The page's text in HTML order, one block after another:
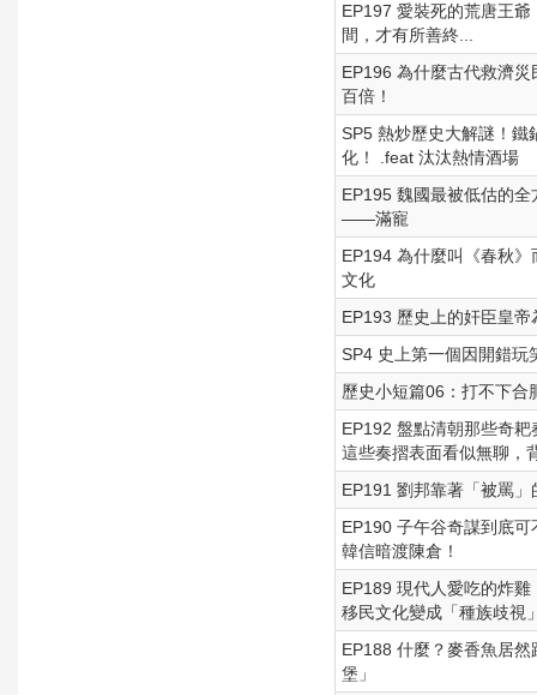
EP197 愛裝死的荒唐王
間，才有所善終...
EP196 為什麼古代救濟
百倍！
SP5 熱炒歷史大解謎！鐵
化！ .feat 汰汰熱情酒場
EP195 魏國最被低估的
——滿寵
EP194 為什麼叫《春秋
文化
EP193 歷史上的奸臣皇
SP4 史上第一個因開錯
歷史小短篇06：打不下合
EP192 盤點清朝那些奇
這些奏摺表面看似無聊，
EP191 劉邦靠著「被罵
EP190 子午谷奇謀到底
韓信暗渡陳倉！
EP189 現代人愛吃的炸
移民文化變成「種族歧視
EP188 什麼？麥香魚居
堡」